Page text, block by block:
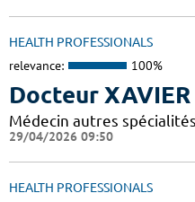
HEALTH PROFESSIONALS
relevance: 100%
Docteur XAVIER
Médecin autres
29/04/2026 09:50
HEALTH PROFESSIONALS